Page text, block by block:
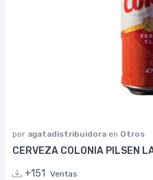
por agatadistribuidora en Otros
CERVEZA COLONIA PILSEN
+151
Ventas